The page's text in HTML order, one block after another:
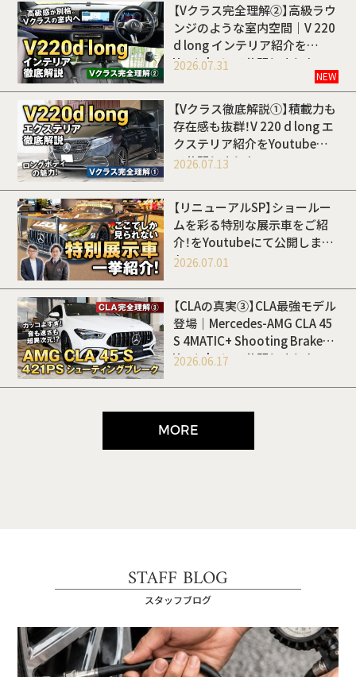
【Vクラス完全理解②】高級ラウ
ンジのような室内空間｜V 220
d long インテリア紹介を
Youtubeにて公開しました
2026.07.31
NEW
【Vクラス徹底解説①】積載力も
存在感も抜群！V 220 d long エ
クステリア紹介をYoutubeに
て公開しました
2026.07.13
【リニューアルSP】ショールー
ムを彩る特別な展示車をご紹
介！をYoutubeにて公開しまし
た
2026.07.01
【CLAの真実③】CLA最強モデル
登場｜Mercedes-AMG CLA 45
S 4MATIC+ Shooting Brakeを
Youtubeにて公開しました
2026.06.17
MORE
STAFF BLOG
スタッフブログ